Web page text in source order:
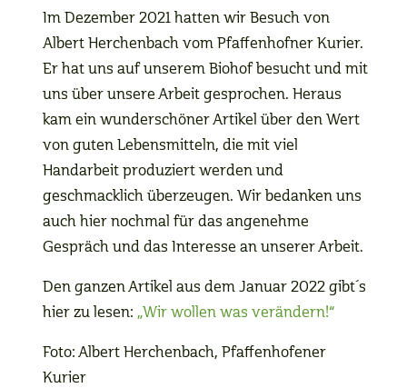
Im Dezember 2021 hatten wir Besuch von
Albert Herchenbach vom Pfaffenhofner Kurier.
Er hat uns auf unserem Biohof besucht und mit
uns über unsere Arbeit gesprochen. Heraus
kam ein wunderschöner Artikel über den Wert
von guten Lebensmitteln, die mit viel
Handarbeit produziert werden und
geschmacklich überzeugen. Wir bedanken uns
auch hier nochmal für das angenehme
Gespräch und das Interesse an unserer Arbeit.
Den ganzen Artikel aus dem Januar 2022 gibt´s
hier zu lesen: „Wir wollen was verändern!“
Foto: Albert Herchenbach, Pfaffenhofener
Kurier